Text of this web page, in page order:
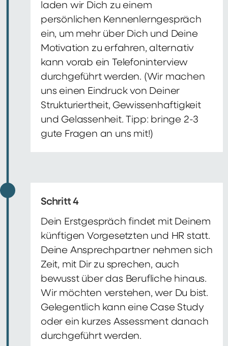
laden wir Dich zu einem
persönlichen Kennenlerngespräch
ein, um mehr über Dich und Deine
Motivation zu erfahren, alternativ
kann vorab ein Telefoninterview
durchgeführt werden. (Wir machen
uns einen Eindruck von Deiner
Strukturiertheit, Gewissenhaftigkeit
und Gelassenheit. Tipp: bringe 2-3
gute Fragen an uns mit!)
Schritt 4
Dein Erstgespräch findet mit Deinem
künftigen Vorgesetzten und HR statt.
Deine Ansprechpartner nehmen sich
Zeit, mit Dir zu sprechen, auch
bewusst über das Berufliche hinaus.
Wir möchten verstehen, wer Du bist.
Gelegentlich kann eine Case Study
oder ein kurzes Assessment danach
durchgeführt werden.